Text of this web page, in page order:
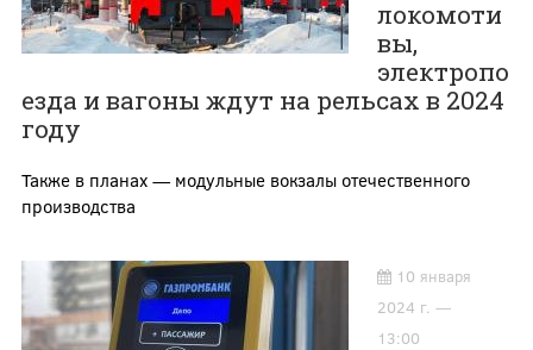
локомоти
вы,
электропо
езда и вагоны ждут на рельсах в 2024
году
Также в планах — модульные вокзалы отечественного
производства
10 января
2024 г. —
13:00